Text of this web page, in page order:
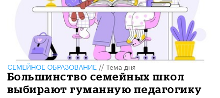
СЕМЕЙНОЕ ОБРАЗОВАНИЕ // Тема дня
Большинство семейных школ
выбирают гуманную педагогику